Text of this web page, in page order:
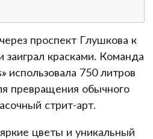
проспект Глушкова к
заиграл красками. Команда
использовала 750 литров
превращения обычного
стрит-арт.
цветы и уникальный